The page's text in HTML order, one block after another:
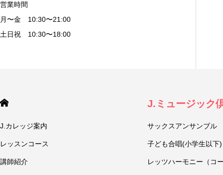
営業時間
月〜金 10:30〜21:00
土日祝 10:30〜18:00
J.カレッジ案内
レッスンコース
講師紹介
J.ミュージック
サックスアンサンブル
子ども合唱(小学生以下)
レッツハーモニー（コ